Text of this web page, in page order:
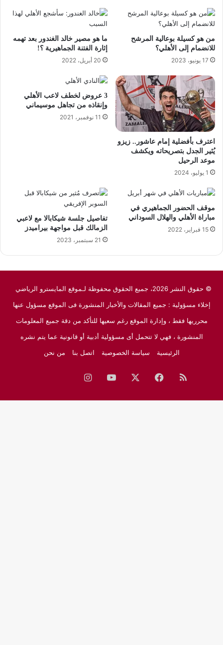
من هو كسيلة بوعالية المرشح
للانضمام إلى الأهلي؟
17 يونيو، 2023
ما هو مصير خالد الغندور بعد تهمه
إثارة الفتنة الجماهيرية ؟!
20 أبريل، 2022
اعترف بأفضلية إمام عاشور.. زيزو
يُثير الجدل بتصريحاته ويكشف
موعد الرحيل
1 يوليو، 2024
3 عروض لخطف لاعب الأهلي
وإنقاذه من تجاهل موسيماني
11 نوفمبر، 2021
موقف الحضور الجماهيري في
مباراة الأهلي والهلال السوداني
15 فبراير، 2022
تفاصيل جلسة شيكابالا مع لاعبي
الزمالك قبل مواجهة بيراميدز
21 سبتمبر، 2023
© حقوق النشر 2026، جميع الحقوق محفوظة لـموقع المايسترو الرياضي
إخلاء مسؤولية : جميع المقالات والأخبار المنشورة فى الموقع مسؤول عنها
محرريها فقط ، وإدارة الموقع رغم سعيها للتأكد من دقة جميع المعلومات
المنشورة ، فهي لا تتحمل أى مسؤولية أدبية أو قانونية عما يتم نشره
الرئيسية
سياسة الخصوصية اتصل بنا من نحن
ملخص
الموقع
فيسبوك ‫YouTubeانستقرام
نيوز